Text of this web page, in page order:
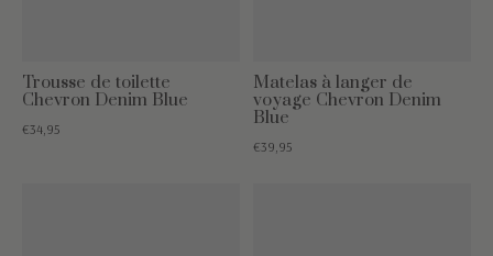
Trousse de toilette
Chevron Denim Blue
€34,95
Matelas à langer de
voyage Chevron Denim
Blue
€39,95